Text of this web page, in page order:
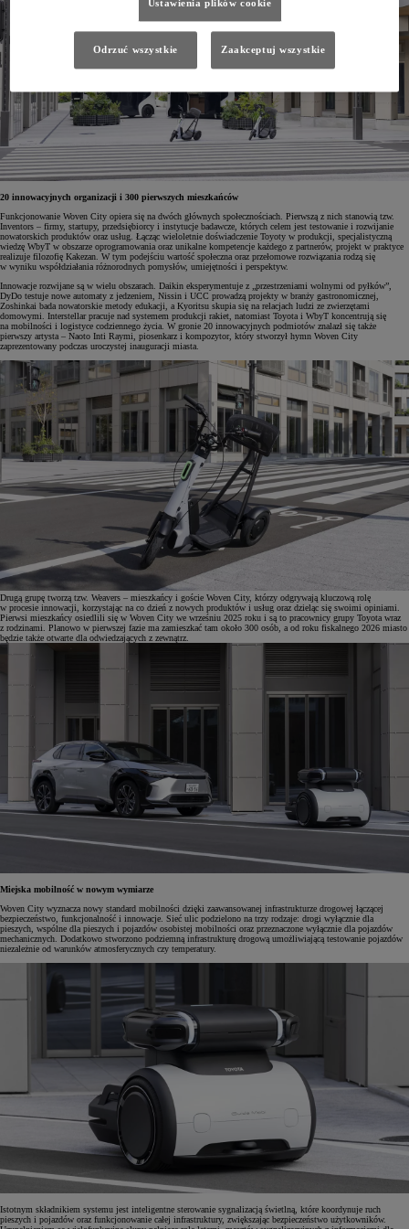
20 innowacyjnych organizacji i 300 pierwszych mieszkańców
Funkcjonowanie Woven City opiera się na dwóch głównych społecznościach. Pierwszą z nich stanowią tzw.
Inventors – firmy, startupy, przedsiębiorcy i instytucje badawcze, których celem jest testowanie i rozwijanie
nowatorskich produktów oraz usług. Łącząc wieloletnie doświadczenie Toyoty w produkcji, specjalistyczną
wiedzę WbyT w obszarze oprogramowania oraz unikalne kompetencje każdego z partnerów, projekt w praktyce
realizuje filozofię Kakezan. W tym podejściu wartość społeczna oraz przełomowe rozwiązania rodzą się
w wyniku współdziałania różnorodnych pomysłów, umiejętności i perspektyw.
Innowacje rozwijane są w wielu obszarach. Daikin eksperymentuje z „przestrzeniami wolnymi od pyłków”,
DyDo testuje nowe automaty z jedzeniem, Nissin i UCC prowadzą projekty w branży gastronomicznej,
Zoshinkai bada nowatorskie metody edukacji, a Kyoritsu skupia się na relacjach ludzi ze zwierzętami
domowymi. Interstellar pracuje nad systemem produkcji rakiet, natomiast Toyota i WbyT koncentrują się
na mobilności i logistyce codziennego życia. W gronie 20 innowacyjnych podmiotów znalazł się także
pierwszy artysta – Naoto Inti Raymi, piosenkarz i kompozytor, który stworzył hymn Woven City
zaprezentowany podczas uroczystej inauguracji miasta.
Drugą grupę tworzą tzw. Weavers – mieszkańcy i goście Woven City, którzy odgrywają kluczową rolę
w procesie innowacji, korzystając na co dzień z nowych produktów i usług oraz dzieląc się swoimi opiniami.
Pierwsi mieszkańcy osiedlili się w Woven City we wrześniu 2025 roku i są to pracownicy grupy Toyota wraz
z rodzinami. Planowo w pierwszej fazie ma zamieszkać tam około 300 osób, a od roku fiskalnego 2026 miasto
będzie także otwarte dla odwiedzających z zewnątrz.
Miejska mobilność w nowym wymiarze
Woven City wyznacza nowy standard mobilności dzięki zaawansowanej infrastrukturze drogowej łączącej
bezpieczeństwo, funkcjonalność i innowacje. Sieć ulic podzielono na trzy rodzaje: drogi wyłącznie dla
pieszych, wspólne dla pieszych i pojazdów osobistej mobilności oraz przeznaczone wyłącznie dla pojazdów
mechanicznych. Dodatkowo stworzono podziemną infrastrukturę drogową umożliwiającą testowanie pojazdów
niezależnie od warunków atmosferycznych czy temperatury.
Istotnym składnikiem systemu jest inteligentne sterowanie sygnalizacją świetlną, które koordynuje ruch
pieszych i pojazdów oraz funkcjonowanie całej infrastruktury, zwiększając bezpieczeństwo użytkowników.
Ustawienia plików cookie
Odrzuć wszystkie Zaakceptuj wszystkie